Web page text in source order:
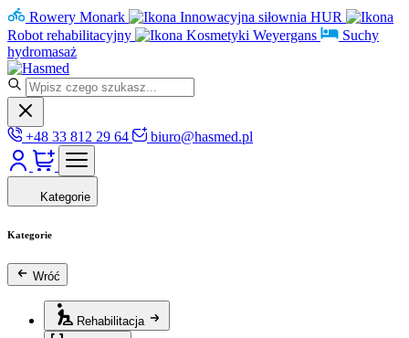
Rowery Monark
Innowacyjna siłownia HUR
Robot rehabilitacyjny
Kosmetyki Weyergans
Suchy
hydromasaż
+48 33 812 29 64 biuro@hasmed.pl
Kategorie
Kategorie
Wróć
Rehabilitacja